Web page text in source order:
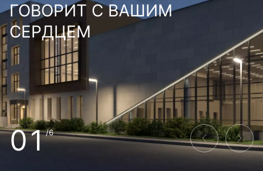
ГОВОРИТ С ВАШИМ
СЕРДЦЕМ
01/6